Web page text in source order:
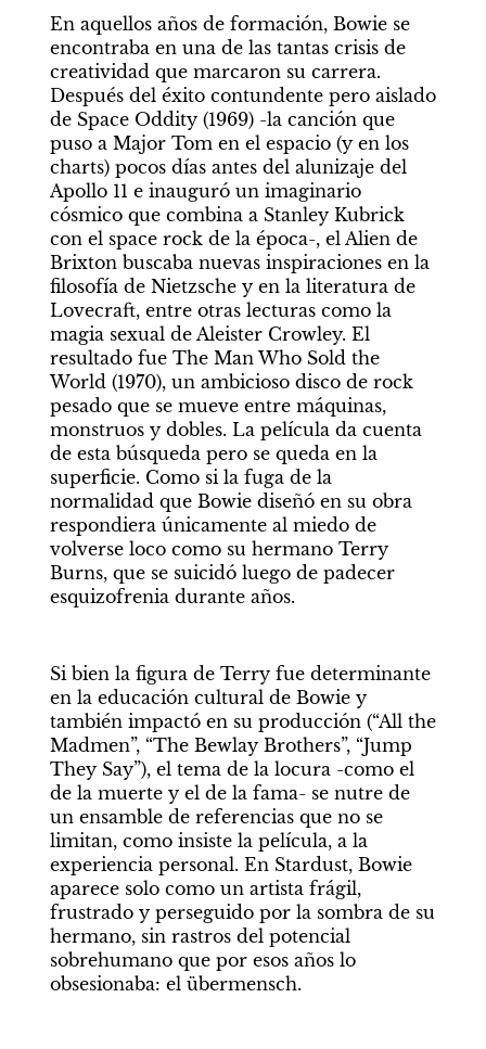
En aquellos años de formación, Bowie se
encontraba en una de las tantas crisis de
creatividad que marcaron su carrera.
Después del éxito contundente pero aislado
de Space Oddity (1969) -la canción que
puso a Major Tom en el espacio (y en los
charts) pocos días antes del alunizaje del
Apollo 11 e inauguró un imaginario
cósmico que combina a Stanley Kubrick
con el space rock de la época-, el Alien de
Brixton buscaba nuevas inspiraciones en la
filosofía de Nietzsche y en la literatura de
Lovecraft, entre otras lecturas como la
magia sexual de Aleister Crowley. El
resultado fue The Man Who Sold the
World (1970), un ambicioso disco de rock
pesado que se mueve entre máquinas,
monstruos y dobles. La película da cuenta
de esta búsqueda pero se queda en la
superficie. Como si la fuga de la
normalidad que Bowie diseñó en su obra
respondiera únicamente al miedo de
volverse loco como su hermano Terry
Burns, que se suicidó luego de padecer
esquizofrenia durante años.
Si bien la figura de Terry fue determinante
en la educación cultural de Bowie y
también impactó en su producción (“All the
Madmen”, “The Bewlay Brothers”, “Jump
They Say”), el tema de la locura -como el
de la muerte y el de la fama- se nutre de
un ensamble de referencias que no se
limitan, como insiste la película, a la
experiencia personal. En Stardust, Bowie
aparece solo como un artista frágil,
frustrado y perseguido por la sombra de su
hermano, sin rastros del potencial
sobrehumano que por esos años lo
obsesionaba: el übermensch.